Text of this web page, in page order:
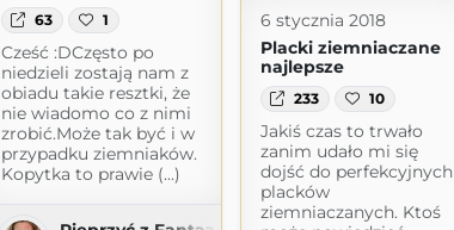
63 1
Cześć :DCzęsto po
niedzieli zostają nam z
obiadu takie resztki, że
nie wiadomo co z nimi
zrobić.Może tak być i w
przypadku ziemniaków.
Kopytka to prawie (...)
6 stycznia 2018
Placki ziemniaczane
najlepsze
233 10
Jakiś czas to trwało
zanim udało mi się
dojść do perfekcyjnych
placków
ziemniaczanych. Ktoś